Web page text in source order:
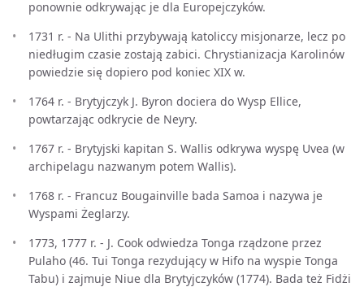
ponownie odkrywając je dla Europejczyków.
1731 r. - Na Ulithi przybywają katoliccy misjonarze, lecz po
niedługim czasie zostają zabici. Chrystianizacja Karolinów
powiedzie się dopiero pod koniec XIX w.
1764 r. - Brytyjczyk J. Byron dociera do Wysp Ellice,
powtarzając odkrycie de Neyry.
1767 r. - Brytyjski kapitan S. Wallis odkrywa wyspę Uvea (w
archipelagu nazwanym potem Wallis).
1768 r. - Francuz Bougainville bada Samoa i nazywa je
Wyspami Żeglarzy.
1773, 1777 r. - J. Cook odwiedza Tonga rządzone przez
Pulaho (46. Tui Tonga rezydujący w Hifo na wyspie Tonga
Tabu) i zajmuje Niue dla Brytyjczyków (1774). Bada też Fidżi